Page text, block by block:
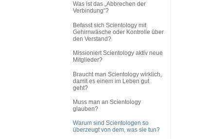
Was ist das „Abbrechen der
Verbindung“?
Befasst sich Scientology mit
Gehirnwäsche oder Kontrolle über
den Verstand?
Missioniert Scientology aktiv neue
Mitglieder?
Braucht man Scientology wirklich,
damit es einem im Leben gut
geht?
Muss man an Scientology
glauben?
Warum sind Scientologen so
überzeugt von dem, was sie tun?